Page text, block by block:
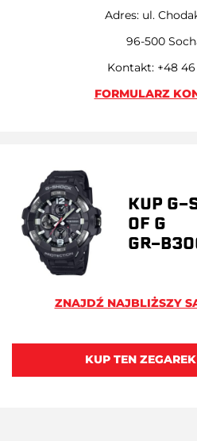
Adres: ul.
96-500
Kontakt: +48 46
FORMULARZ
KUP G-
OF G
GR-
ZNAJDŹ NAJBLIŻSZY
KUP TEN